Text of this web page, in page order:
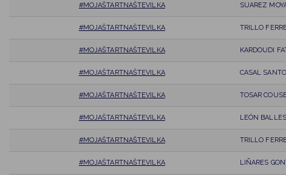
#MOJAŠTARTNAŠTEVILKA SUAREZ
#MOJAŠTARTNAŠTEVILKA TRILLO
#MOJAŠTARTNAŠTEVILKA KARDOUDI
#MOJAŠTARTNAŠTEVILKA CASAL
#MOJAŠTARTNAŠTEVILKA TOSAR
#MOJAŠTARTNAŠTEVILKA LEÓN
#MOJAŠTARTNAŠTEVILKA TRILLO
#MOJAŠTARTNAŠTEVILKA LIÑARES